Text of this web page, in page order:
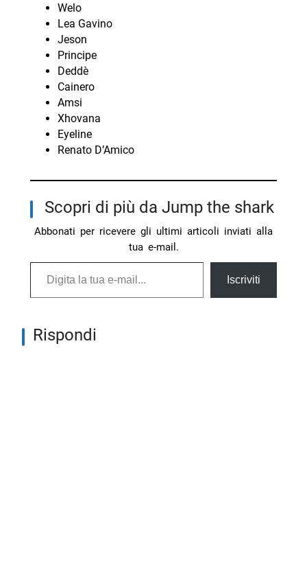
Welo
Lea Gavino
Jeson
Principe
Deddè
Cainero
Amsi
Xhovana
Eyeline
Renato D’Amico
Scopri di più da Jump the shark
Abbonati per ricevere gli ultimi articoli inviati alla
tua e-mail.
Digita la tua e-mail...
Iscriviti
Rispondi